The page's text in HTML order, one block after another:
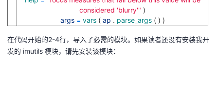
considered 'blurry'" )
args = vars ( ap . parse_args ( ) )
在代码开始的2-4行，导入了必需的模块。如果读者还没有安装我开
发的 imutils 模块，请先安装该模块：